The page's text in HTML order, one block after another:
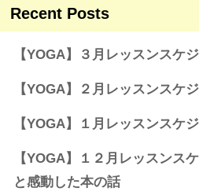
Recent Posts
【YOGA】３月レッスンスケ
【YOGA】２月レッスンスケ
【YOGA】１月レッスンスケ
【YOGA】１２月レッスンス
と感動した本の話